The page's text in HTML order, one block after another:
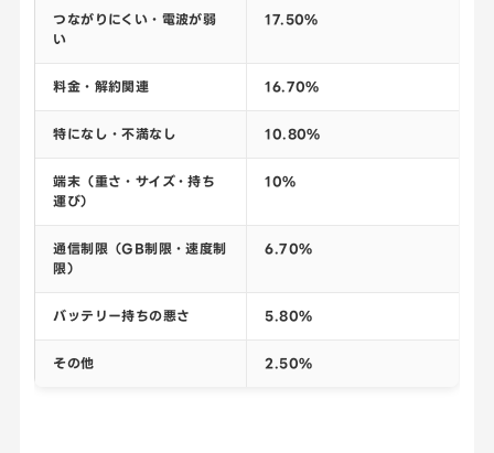
つながりにくい・電波が弱
い
17.50%
料金・解約関連 16.70%
特になし・不満なし 10.80%
端末（重さ・サイズ・持ち
運び）
10%
通信制限（GB制限・速度制
限）
6.70%
バッテリー持ちの悪さ 5.80%
その他 2.50%